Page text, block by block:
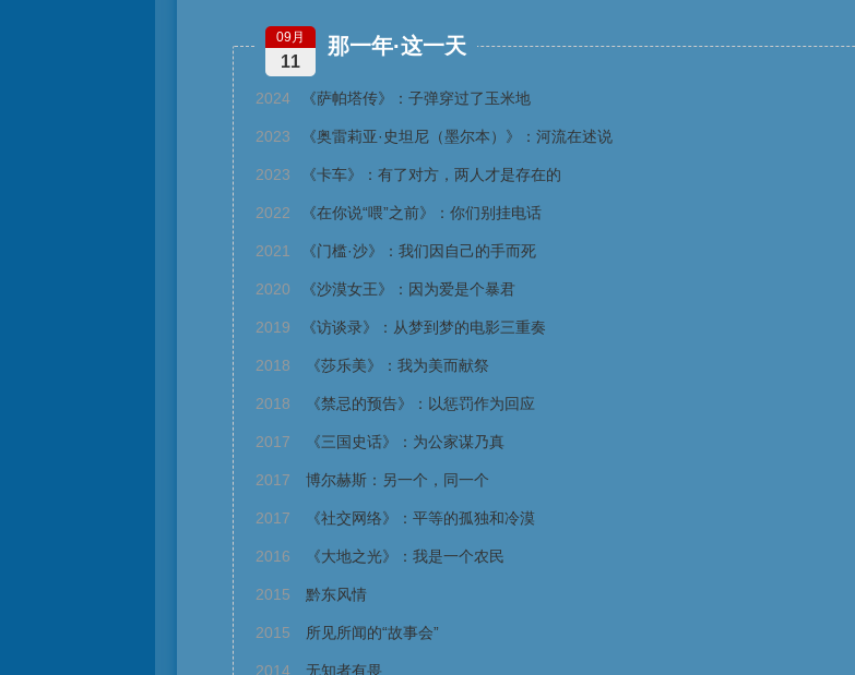
那一年·这一天
09月
11
2024 《萨帕塔传》：子弹穿过了玉米地
2023 《奥雷莉亚·史坦尼（墨尔本）》：河流在述说
2023 《卡车》：有了对方，两人才是存在的
2022 《在你说“喂”之前》：你们别挂电话
2021 《门槛·沙》：我们因自己的手而死
2020 《沙漠女王》：因为爱是个暴君
2019 《访谈录》：从梦到梦的电影三重奏
2018 《莎乐美》：我为美而献祭
2018 《禁忌的预告》：以惩罚作为回应
2017 《三国史话》：为公家谋乃真
2017 博尔赫斯：另一个，同一个
2017 《社交网络》：平等的孤独和冷漠
2016 《大地之光》：我是一个农民
2015 黔东风情
2015 所见所闻的“故事会”
2014 无知者有畏